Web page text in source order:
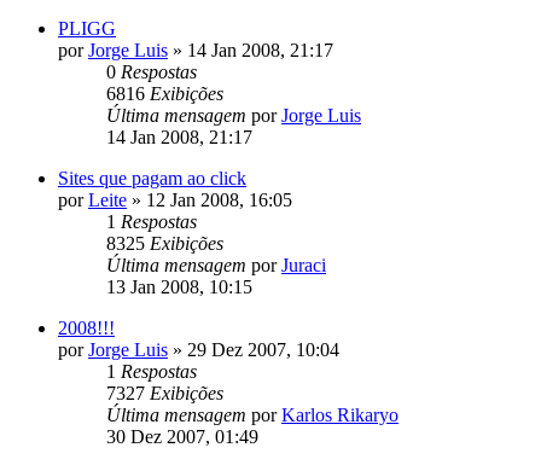
PLIGG
porJorge Luis » 14 Jan 2008, 21:17
0 Respostas
6816 Exibições
Última mensagem porJorge Luis
14 Jan 2008, 21:17
Sites que pagam ao click
porLeite » 12 Jan 2008, 16:05
1 Respostas
8325 Exibições
Última mensagem porJuraci
13 Jan 2008, 10:15
2008!!!
porJorge Luis » 29 Dez 2007, 10:04
1 Respostas
7327 Exibições
Última mensagem porKarlos Rikaryo
30 Dez 2007, 01:49